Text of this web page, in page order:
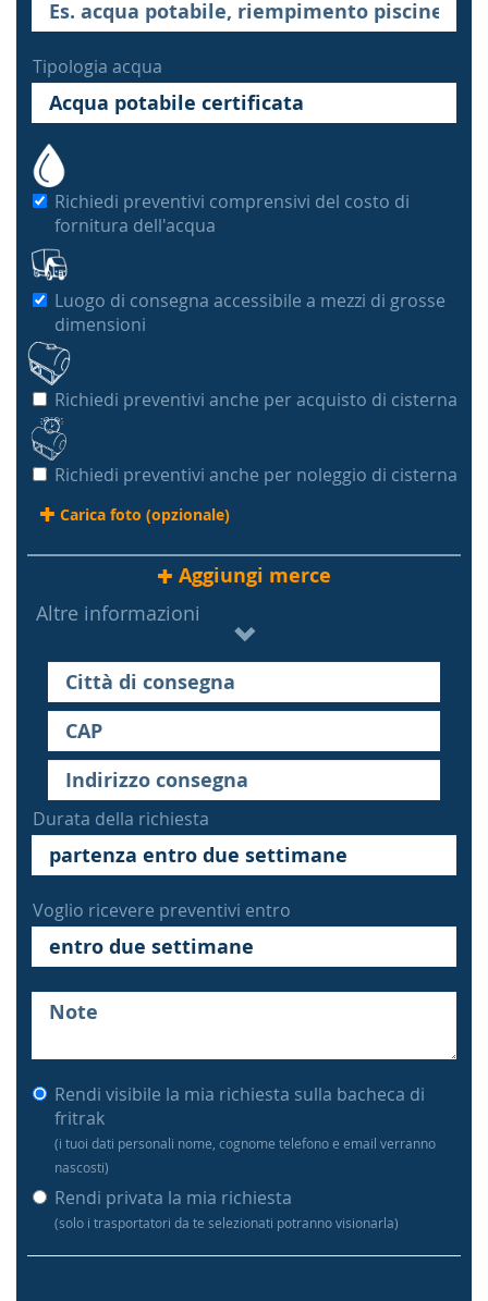
Tipologia acqua
Richiedi preventivi comprensivi del costo di
fornitura dell'acqua
Luogo di consegna accessibile a mezzi di grosse
dimensioni
Richiedi preventivi anche per acquisto di cisterna
Richiedi preventivi anche per noleggio di cisterna
Carica foto (opzionale)
Aggiungi merce
Altre informazioni
Durata della richiesta
Voglio ricevere preventivi entro
Rendi visibile la mia richiesta sulla bacheca di
fritrak
(i tuoi dati personali nome, cognome telefono e email verranno
nascosti)
Rendi privata la mia richiesta
(solo i trasportatori da te selezionati potranno visionarla)